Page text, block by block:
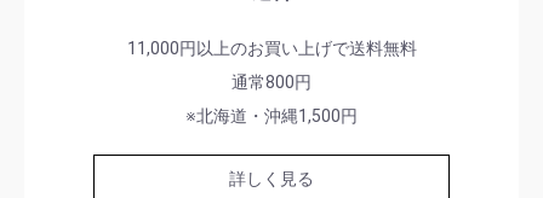
11,000円以上のお買い上げで送料無料
通常800円
※北海道・沖縄1,500円
詳しく見る